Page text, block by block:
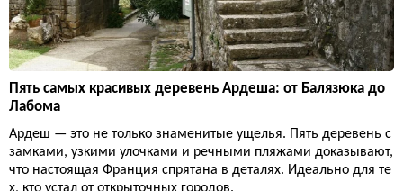
Пять самых красивых деревень Ардеша: от Балязюка до
Лабома
Ардеш — это не только знаменитые ущелья. Пять деревень с
замками, узкими улочками и речными пляжами доказывают,
что настоящая Франция спрятана в деталях. Идеально для те